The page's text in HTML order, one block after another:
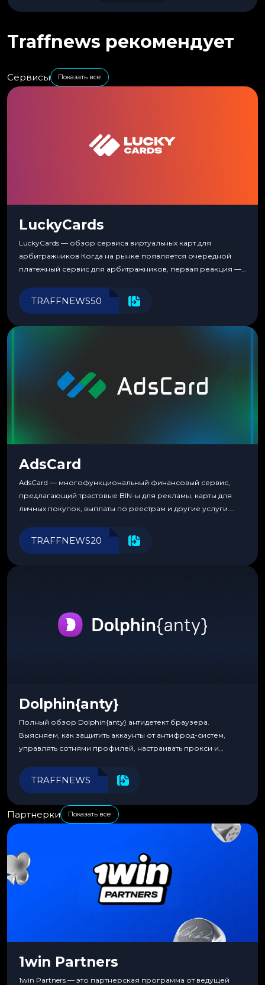
Traffnews рекомендует
Сервисы Показать все
LuckyCards
LuckyCards — обзор сервиса виртуальных карт для
арбитражников Когда на рынке появляется очередной
платежный сервис для арбитражников, первая реакция —
перестаешь воспринимать всерьез любой новый продукт,
пока тот не докажет обратное делом. LuckyCards — история
TRAFFNEWS50
AdsCard
AdsCard — многофункциональный финансовый сервис,
предлагающий трастовые BIN-ы для рекламы, карты для
личных покупок, выплаты по реестрам и другие услуги.
инструменты для управления финансами.
TRAFFNEWS20
Dolphin{anty}
Полный обзор Dolphin{anty} антидетект браузера.
Выясняем, как защитить аккаунты от антифрод-систем,
управлять сотнями профилей, настраивать прокси и
эффективности.
TRAFFNEWS
Партнерки Показать все
1win Partners
1win Partners — это партнерская программа от ведущей